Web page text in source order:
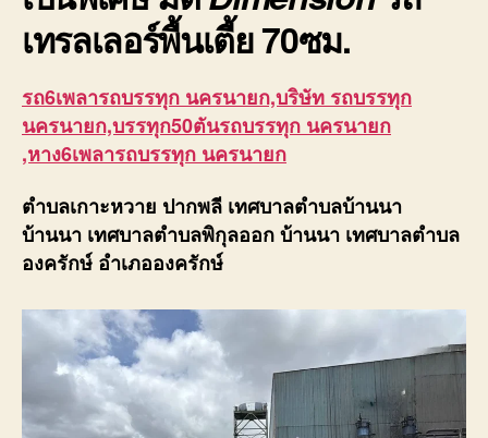
เทรลเลอร์พื้นเตี้ย70ซม.
รถ6เพลารถบรรทุก นครนายก,บริษัท รถบรรทุก
นครนายก,บรรทุก50ตันรถบรรทุก นครนายก
,หาง6เพลารถบรรทุก นครนายก
ตำบลเกาะหวาย ปากพลี เทศบาลตำบลบ้านนา
บ้านนา เทศบาลตำบลพิกุลออก บ้านนา เทศบาลตำบล
องครักษ์ อำเภอองครักษ์